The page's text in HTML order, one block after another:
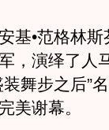
•范格林斯
，演绎了人
舞步之后”
美谢幕。